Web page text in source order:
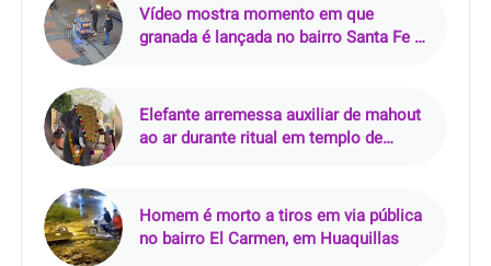
Vídeo mostra momento em que
granada é lançada no bairro Santa Fe e
Elefante arremessa auxiliar de mahout
ao ar durante ritual em templo de
Homem é morto a tiros em via pública
no bairro El Carmen, em Huaquillas